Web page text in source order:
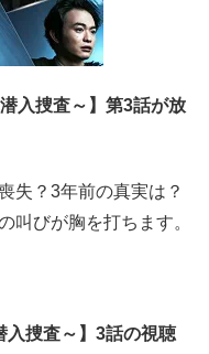
入捜査～】第3話が放
失？3年前の真実は？
叫びが胸を打ちます。
入捜査～】3話の視聴